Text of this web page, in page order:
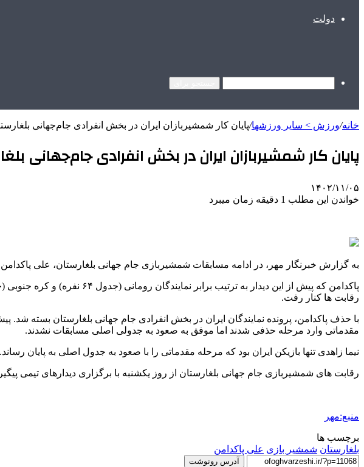
دولت
خانه/ورزش > سایر ورزشها/پایان کار شمشیربازان ایران در بخش انفرادی جام‌جهانی
پایان کار شمشیربازان ایران در بخش انفرادی جام‌جهانی
۱۴۰۲/۱۱/۰۵
خواندن این مطلب 1 دقیقه زمان میبرد
به گزارش خبرنگار مهر، در ادامه مسابقات شمشیربازی جام جهانی بلغارستان، علی پاکدامن در جدول ۱۶ نفره به مصاف «جان فیلیپ پاتریک» از فرانسه رفت و مقابل او
رقابت ها کنار رفت.
با حذف پاکدامن، پرونده نمایندگان ایران در بخش انفرادی جام جهانی بلغارستان بسته
مقدماتی وارد مرحله حذفی شدند اما موفق به صعود به جدولی اصلی مسابقات نشدند.
نیما زاهدی تنها بازیکن ایران بود که مرحله مقدماتی را با صعود به جدول اصلی به پایان
رقابت های شمشیربازی جام جهانی بلغارستان از روز یکشنبه با برگزاری دیدارهای تیمی
منبع:مهر
برچسب ها
بلغارستان شمشیر بازی علی پاکدامن
آدرس رونوشت